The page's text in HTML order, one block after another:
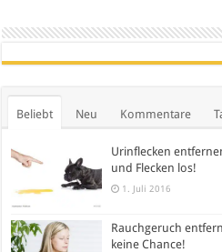
Beliebt Neu Kommentare
Urinflecken
und Flecken los!
1. Juli 2016
Rauchgeruch
keine Chance!